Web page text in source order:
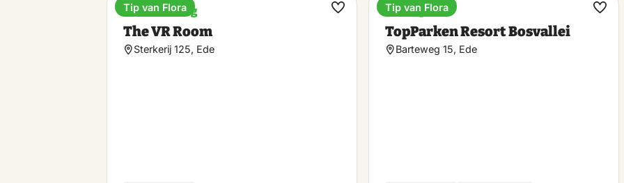
Unterhaltung
The VR Room
Sterkerij 125, Ede
Tip van Flora
Favorit
Ferienpark
TopParken Resort Bosvallei
Barteweg 15, Ede
Tip van Flora